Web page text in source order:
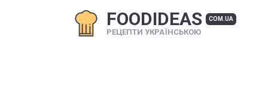
FOODIDEAS COM.UA
РЕЦЕПТИ УКРАЇНСЬКОЮ